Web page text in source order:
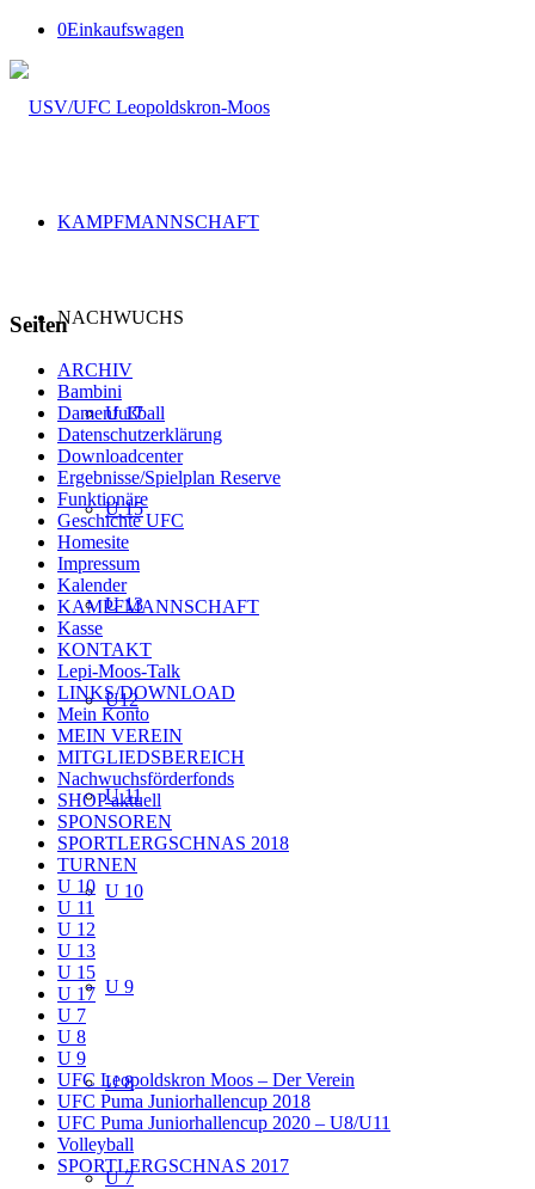
0Einkaufswagen
KAMPFMANNSCHAFT
NACHWUCHS
U 17
U 15
U 13
U12
U 11
U 10
U 9
U 8
U 7
Seiten
ARCHIV
Bambini
Damenfußball
Datenschutzerklärung
Downloadcenter
Ergebnisse/Spielplan Reserve
Funktionäre
Geschichte UFC
Homesite
Impressum
Kalender
KAMPFMANNSCHAFT
Kasse
KONTAKT
Lepi-Moos-Talk
LINKS/DOWNLOAD
Mein Konto
MEIN VEREIN
MITGLIEDSBEREICH
Nachwuchsförderfonds
SHOP aktuell
SPONSOREN
SPORTLERGSCHNAS 2018
TURNEN
U 10
U 11
U 12
U 13
U 15
U 17
U 7
U 8
U 9
UFC Leopoldskron Moos – Der Verein
UFC Puma Juniorhallencup 2018
UFC Puma Juniorhallencup 2020 – U8/U11
Volleyball
SPORTLERGSCHNAS 2017